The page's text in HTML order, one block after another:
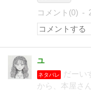
コメント(0)
ユ
ネタバレ
だーい
から、本屋さ